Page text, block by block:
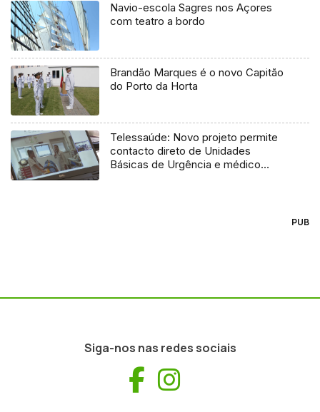
Navio-escola Sagres nos Açores
com teatro a bordo
Brandão Marques é o novo Capitão
do Porto da Horta
Telessaúde: Novo projeto permite
contacto direto de Unidades
Básicas de Urgência e médico
PUB
Siga-nos nas redes sociais
Facebook